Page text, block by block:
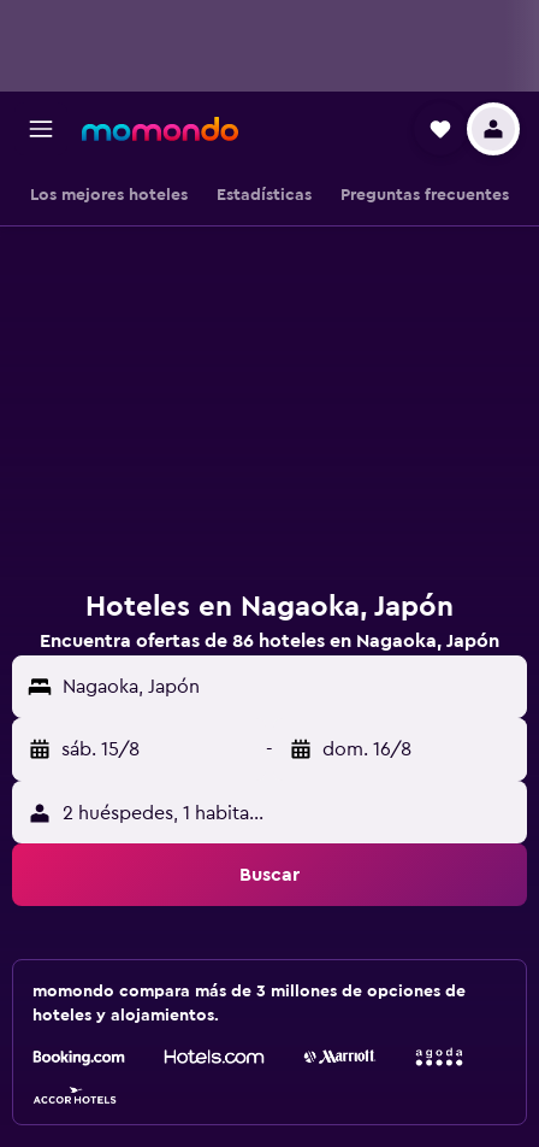
Los mejores hoteles Estadísticas Preguntas frecuentes
Hoteles en Nagaoka, Japón
Encuentra ofertas de 86 hoteles en Nagaoka, Japón
Nagaoka, Japón
sáb. 15/8 - dom. 16/8
2 huéspedes, 1 habitación
Buscar
momondo compara más de 3 millones de opciones de
hoteles y alojamientos.